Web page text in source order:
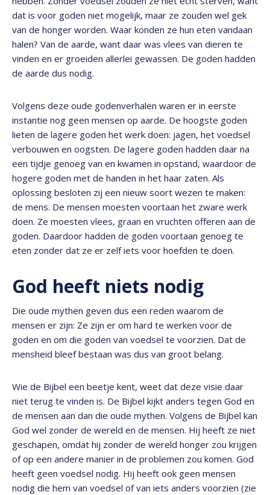
dat is voor goden niet mogelijk, maar ze zouden wel gek
van de honger worden. Waar konden ze hun eten vandaan
halen? Van de aarde, want daar was vlees van dieren te
vinden en er groeiden allerlei gewassen. De goden hadden
de aarde dus nodig.
Volgens deze oude godenverhalen waren er in eerste
instantie nog geen mensen op aarde. De hoogste goden
lieten de lagere goden het werk doen: jagen, het voedsel
verbouwen en oogsten. De lagere goden hadden daar na
een tijdje genoeg van en kwamen in opstand, waardoor de
hogere goden met de handen in het haar zaten. Als
oplossing besloten zij een nieuw soort wezen te maken:
de mens. De mensen moesten voortaan het zware werk
doen. Ze moesten vlees, graan en vruchten offeren aan de
goden. Daardoor hadden de goden voortaan genoeg te
eten zonder dat ze er zelf iets voor hoefden te doen.
God heeft niets nodig
Die oude mythen geven dus een reden waarom de
mensen er zijn: Ze zijn er om hard te werken voor de
goden en om die goden van voedsel te voorzien. Dat de
mensheid bleef bestaan was dus van groot belang.
Wie de Bijbel een beetje kent, weet dat deze visie daar
niet terug te vinden is. De Bijbel kijkt anders tegen God en
de mensen aan dan die oude mythen. Volgens de Bijbel kan
God wel zonder de wereld en de mensen. Hij heeft ze niet
geschapen, omdat hij zonder de wereld honger zou krijgen
of op een andere manier in de problemen zou komen. God
heeft geen voedsel nodig. Hij heeft ook geen mensen
nodig die hem van voedsel of van iets anders voorzien (zie